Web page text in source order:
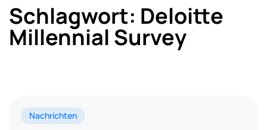
Schlagwort: Deloitte
Millennial Survey
Nachrichten